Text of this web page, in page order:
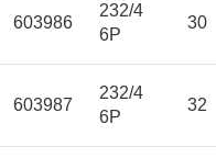
603986
232/4
6P
30
603987
232/4
6P
32